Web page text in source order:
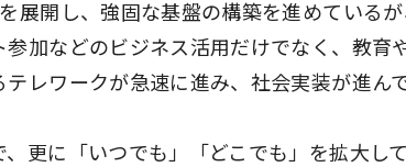
展開し、強固な基盤の構築を進めている
参加などのビジネス活用だけでなく、教育
テレワークが急速に進み、社会実装が進ん
、更に「いつでも」「どこでも」を拡大し